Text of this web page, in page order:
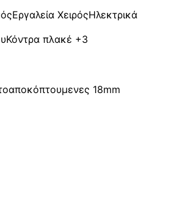
Εργαλεία ΧειρόςΗλεκτρικά
Κόντρα πλακέ +3
18mm